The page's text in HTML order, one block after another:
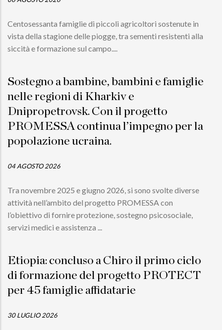
Centosessanta famiglie di piccoli agricoltori sostenute in
vista della stagione delle piogge, tra sementi resistenti alla
siccità e formazione sul campo....
Sostegno a bambine, bambini e famiglie
nelle regioni di Kharkiv e
Dnipropetrovsk. Con il progetto
PROMESSA continua l’impegno per la
popolazione ucraina.
04 AGOSTO 2026
Tra novembre 2025 e giugno 2026, si sono svolte diverse
attività nell’ambito del progetto PROMESSA con
l’obiettivo di fornire protezione, sostegno psicosociale,
servizi medici e assistenza ...
Etiopia: concluso a Chiro il primo ciclo
di formazione del progetto PROTECT
per 45 famiglie affidatarie
30 LUGLIO 2026